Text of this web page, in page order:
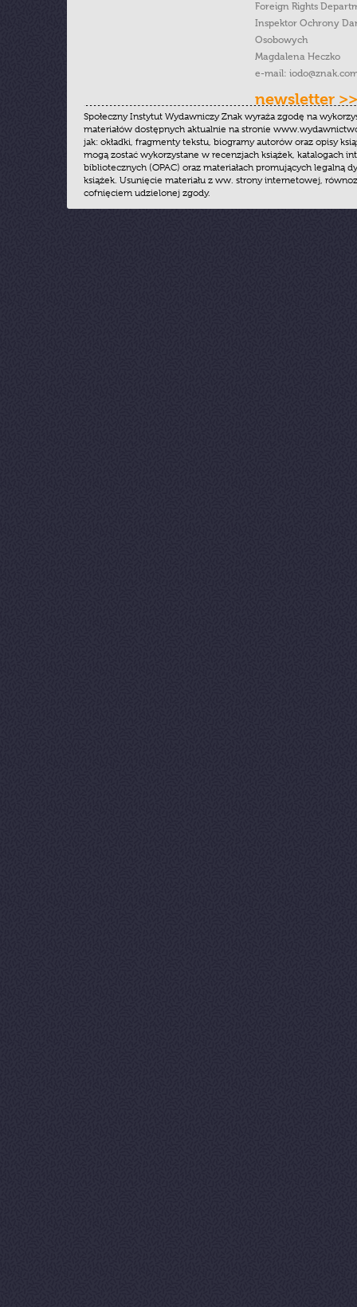
Foreign Rights
Inspektor Ochrony
Osobowych
Magdalena Heczko
e-mail:
newsletter >>
Społeczny Instytut Wydawniczy Znak wyraża zgodę na
materiałów dostępnych aktualnie na stronie
jak: okładki, fragmenty tekstu, biogramy autorów oraz opisy
mogą zostać wykorzystane w recenzjach książek, katalogach
bibliotecznych (OPAC) oraz materiałach promujących legalną
książek. Usunięcie materiału z ww. strony internetowej,
cofnięciem udzielonej zgody.